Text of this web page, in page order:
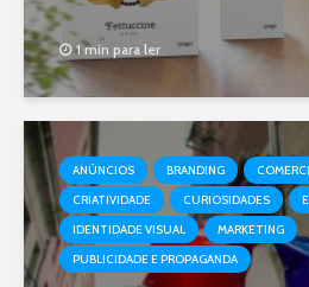
1 min para ler
ANÚNCIOS BRANDING
CRIATIVIDADE
CURIOSIDADES
IDENTIDADE VISUAL
MARKETING
PUBLICIDADE E PROPAGANDA